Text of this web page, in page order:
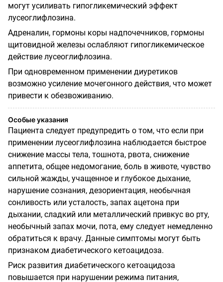
могут усиливать гипогликемический эффект
лусеоглифлозина.
Адреналин, гормоны коры надпочечников, гормоны
щитовидной железы ослабляют гипогликемическое
действие лусеоглифлозина.
При одновременном применении диуретиков
возможно усиление мочегонного действия, что может
привести к обезвоживанию.
Особые указания
Пациента следует предупредить о том, что если при
применении лусеоглифлозина наблюдается быстрое
снижение массы тела, тошнота, рвота, снижение
аппетита, общее недомогание, боль в животе, чувство
сильной жажды, учащенное и глубокое дыхание,
нарушение сознания, дезориентация, необычная
сонливость или усталость, запах ацетона при
дыхании, сладкий или металлический привкус во рту,
необычный запах мочи, пота, ему следует немедленно
обратиться к врачу. Данные симптомы могут быть
признаком диабетического кетоацидоза.
Риск развития диабетического кетоацидоза
повышается при нарушении режима питания,